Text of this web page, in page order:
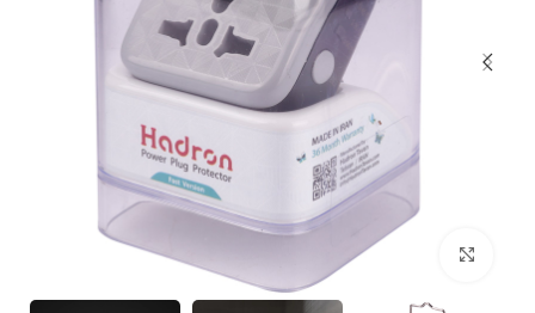
بزرگنمایی تصویر